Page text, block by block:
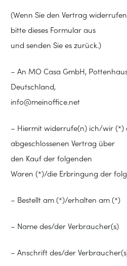
(Wenn Sie den Vertrag
bitte dieses Formular aus
und senden Sie es zurück.)
– An MO Casa GmbH,
Deutschland,
info@meinoffice.net
– Hiermit widerrufe(n) ich/wir (*)
abgeschlossenen Vertrag über
den Kauf der folgenden
Waren (*)/die Erbringung der
– Bestellt am (*)/erhalten am (*)
– Name des/der Verbraucher(s)
– Anschrift des/der